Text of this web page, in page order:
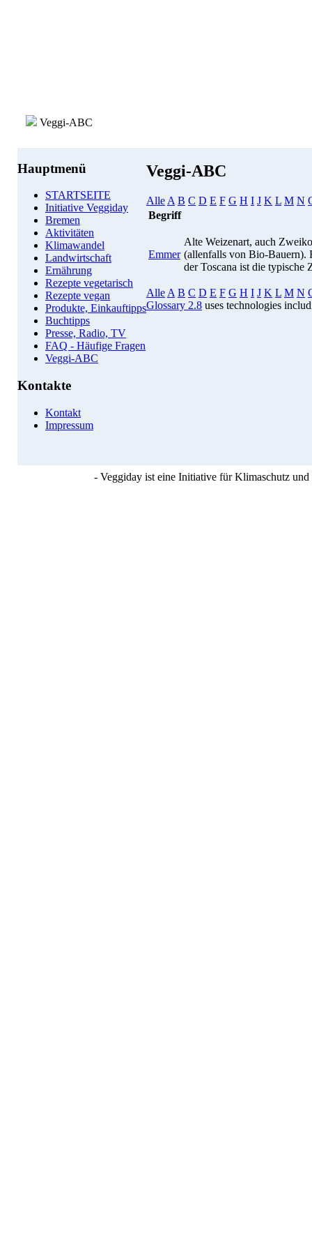
Veggi-ABC
Hauptmenü
STARTSEITE
Initiative Veggiday
Bremen
Aktivitäten
Klimawandel
Landwirtschaft
Ernährung
Rezepte vegetarisch
Rezepte vegan
Produkte, Einkauftipps
Buchtipps
Presse, Radio, TV
FAQ - Häufige Fragen
Veggi-ABC
Kontakte
Kontakt
Impressum
Veggi-ABC
Alle A B C D E F G H I J K L M N
Begriff
Emmer
Alte Weizenart, auch
(allenfalls von Bio-Bauern).
der Toscana ist die typische
Alle A B C D E F G H I J K L M N
Glossary 2.8 uses technologies
- Veggiday ist eine Initiative für Klimaschutz